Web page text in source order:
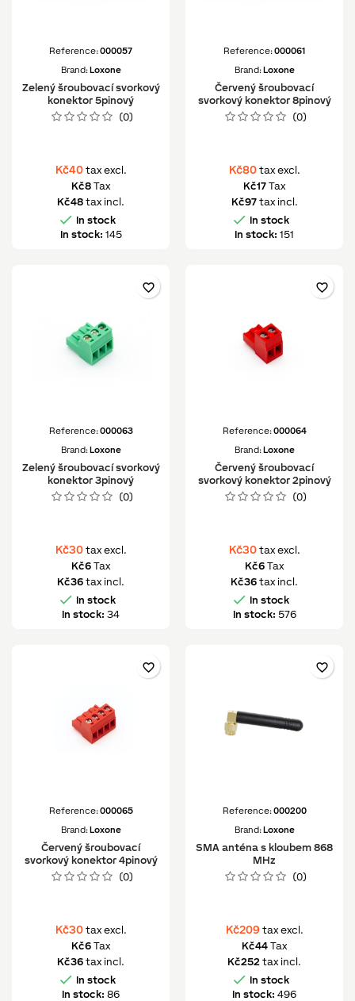
Reference:000057
Brand:Loxone
Zelený šroubovací svorkový
konektor 5pinový
(0)
Kč40 tax excl.
Kč8 Tax
Kč48 tax incl.
 In stock
In stock: 145
Reference:000061
Brand:Loxone
Červený šroubovací
svorkový konektor 8pinový
(0)
Kč80 tax excl.
Kč17 Tax
Kč97 tax incl.
 In stock
In stock: 151
Reference:000063
Brand:Loxone
Zelený šroubovací svorkový
konektor 3pinový
(0)
Kč30 tax excl.
Kč6 Tax
Kč36 tax incl.
 In stock
In stock: 34
favorite_border
Reference:000064
Brand:Loxone
Červený šroubovací
svorkový konektor 2pinový
(0)
Kč30 tax excl.
Kč6 Tax
Kč36 tax incl.
 In stock
In stock: 576
favorite_border
Reference:000065
Brand:Loxone
Červený šroubovací
svorkový konektor 4pinový
(0)
Kč30 tax excl.
Kč6 Tax
Kč36 tax incl.
 In stock
In stock: 86
favorite_border
Reference:000200
Brand:Loxone
SMA anténa s kloubem 868
MHz
(0)
Kč209 tax excl.
Kč44 Tax
Kč252 tax incl.
 In stock
In stock: 496
favorite_border